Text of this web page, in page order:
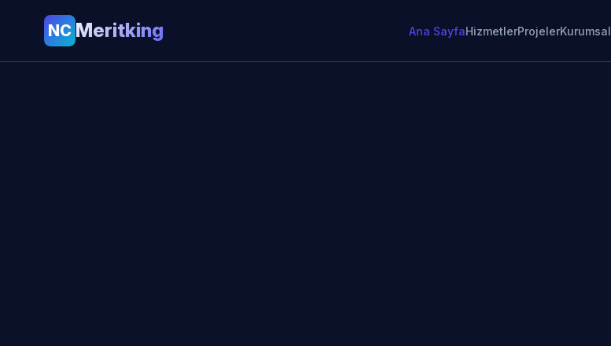
NC Meritking Ana SayfaHizmetlerProjelerKurumsal